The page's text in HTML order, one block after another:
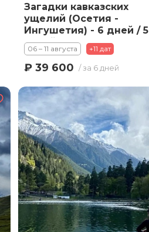
Загадки кавказских
ущелий (Осетия -
Ингушетия) - 6 дней / 5
ночей
06 – 11 августа +11 дат
₽ 39 600 / за 6 дней